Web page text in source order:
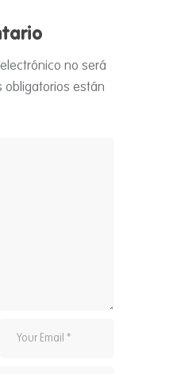
no será
obligatorios están